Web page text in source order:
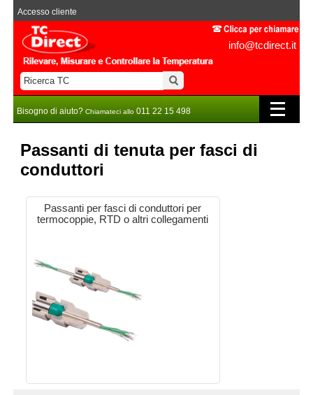
info@tcdirect.it
Accesso cliente
Bisogno di aiuto? Chiamateci allo 011 22 15 498
Passanti di tenuta per fasci di
conduttori
Passanti per fasci di conduttori per
termocoppie, RTD o altri collegamenti